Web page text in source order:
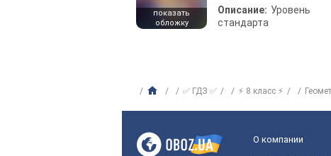
показать
обложку
Описание: Уровень
стандарта
✅ ГДЗ ✅ ⚡ 8 класс ⚡
О компании